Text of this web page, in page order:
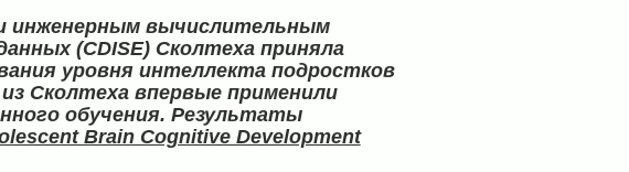
инженерным вычислительным
(CDISE) Сколтеха приняла
уровня интеллекта подростков
Сколтеха впервые применили
обучения. Результаты
Brain Cognitive Development